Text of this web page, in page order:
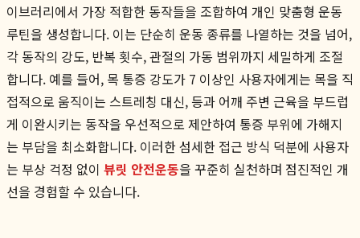
이브러리에서 가장 적합한 동작들을 조합하여 개인 맞춤형 운동
루틴을 생성합니다. 이는 단순히 운동 종류를 나열하는 것을 넘어,
각 동작의 강도, 반복 횟수, 관절의 가동 범위까지 세밀하게 조절
합니다. 예를 들어, 목 통증 강도가 7 이상인 사용자에게는 목을 직
접적으로 움직이는 스트레칭 대신, 등과 어깨 주변 근육을 부드럽
게 이완시키는 동작을 우선적으로 제안하여 통증 부위에 가해지
는 부담을 최소화합니다. 이러한 섬세한 접근 방식 덕분에 사용자
는 부상 걱정 없이 뷰릿 안전운동을 꾸준히 실천하며 점진적인 개
선을 경험할 수 있습니다.